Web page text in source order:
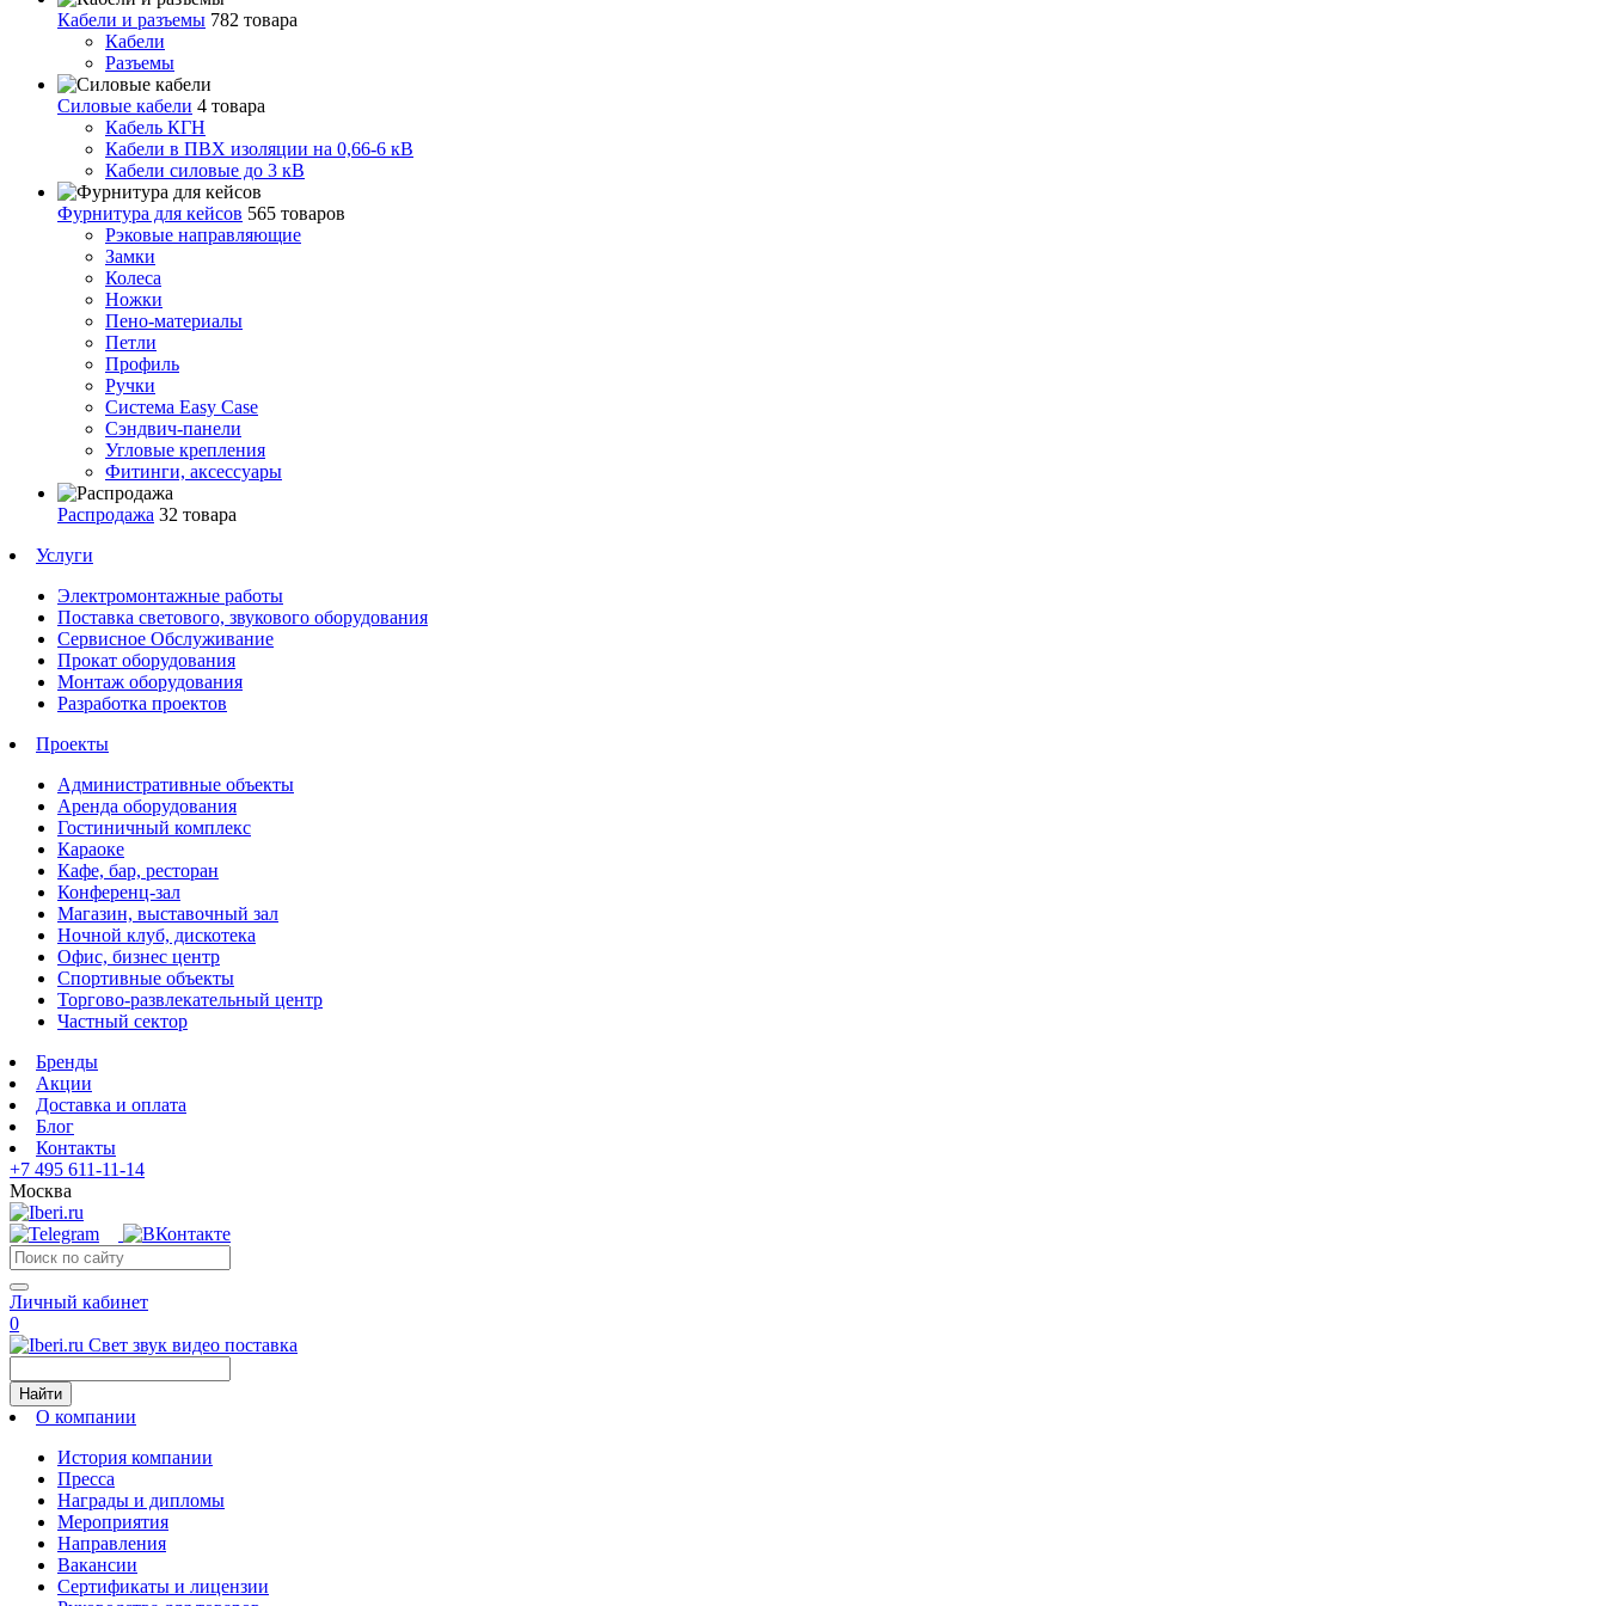
Кабели и разъемы 782 товара
Кабели
Разъемы
Силовые кабели 4 товара
Кабель КГН
Кабели в ПВХ изоляции на 0,66-6 кВ
Кабели силовые до 3 кВ
Фурнитура для кейсов 565 товаров
Рэковые направляющие
Замки
Колеса
Ножки
Пено-материалы
Петли
Профиль
Ручки
Система Easy Case
Сэндвич-панели
Угловые крепления
Фитинги, аксессуары
Распродажа 32 товара
Услуги
Электромонтажные работы
Поставка светового, звукового оборудования
Сервисное Обслуживание
Прокат оборудования
Монтаж оборудования
Разработка проектов
Проекты
Административные объекты
Аренда оборудования
Гостиничный комплекс
Караоке
Кафе, бар, ресторан
Конференц-зал
Магазин, выставочный зал
Ночной клуб, дискотека
Офис, бизнес центр
Спортивные объекты
Торгово-развлекательный центр
Частный сектор
Бренды
Акции
Доставка и оплата
Блог
Контакты
+7 495 611-11-14
Москва
Личный кабинет
0
Свет звук видео поставка
Найти
О компании
История компании
Пресса
Награды и дипломы
Мероприятия
Направления
Вакансии
Сертификаты и лицензии